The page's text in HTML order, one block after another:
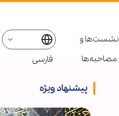
نشست‌ها و
مصاحبه‌ها
فارسی
پیشنهاد ویژه